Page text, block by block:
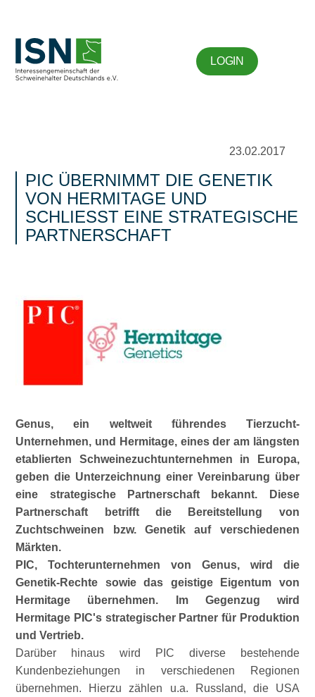
LOGIN
23.02.2017
PIC ÜBERNIMMT DIE GENETIK
VON HERMITAGE UND
SCHLIESST EINE STRATEGISCHE
PARTNERSCHAFT
Genus, ein weltweit führendes Tierzucht-
Unternehmen, und Hermitage, eines der am längsten
etablierten Schweinezuchtunternehmen in Europa,
geben die Unterzeichnung einer Vereinbarung über
eine strategische Partnerschaft bekannt. Diese
Partnerschaft betrifft die Bereitstellung von
Zuchtschweinen bzw. Genetik auf verschiedenen
Märkten.
PIC, Tochterunternehmen von Genus, wird die
Genetik-Rechte sowie das geistige Eigentum von
Hermitage übernehmen. Im Gegenzug wird
Hermitage PIC's strategischer Partner für Produktion
und Vertrieb.
Darüber hinaus wird PIC diverse bestehende
Kundenbeziehungen in verschiedenen Regionen
übernehmen. Hierzu zählen u.a. Russland, die USA